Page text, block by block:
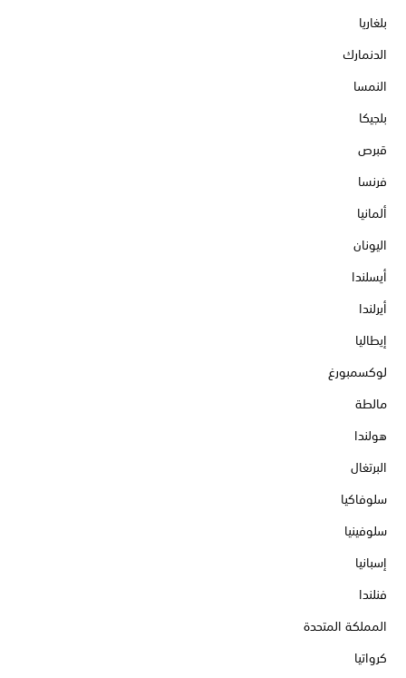
بلغاريا
الدنمارك
النمسا
بلجيكا
قبرص
فرنسا
ألمانيا
اليونان
أيسلندا
أيرلندا
إيطاليا
لوكسمبورغ
مالطة
هولندا
البرتغال
سلوفاكيا
سلوفينيا
إسبانيا
فنلندا
المملكة المتحدة
كرواتيا